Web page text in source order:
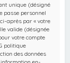
unique (désigné
passe personnel
après par « votre
valide (désignée
votre compte
politique
des données